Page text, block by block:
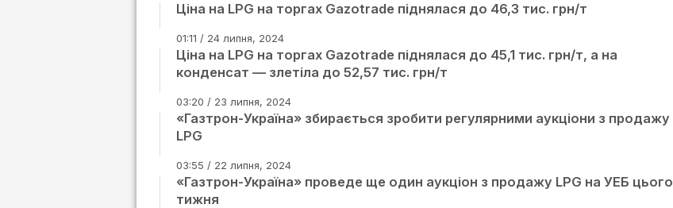
Ціна на LPG на торгах Gazotrade піднялася до 46,3 тис. грн/т
01:11 / 24 липня, 2024
Ціна на LPG на торгах Gazotrade піднялася до 45,1 тис. грн/т, а на
конденсат — злетіла до 52,57 тис. грн/т
03:20 / 23 липня, 2024
«Газтрон-Україна» збирається зробити регулярними аукціони з продажу
LPG
03:55 / 22 липня, 2024
«Газтрон-Україна» проведе ще один аукціон з продажу LPG на УЕБ цього
тижня